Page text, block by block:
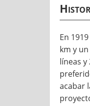
En
km y
líneas
acabar